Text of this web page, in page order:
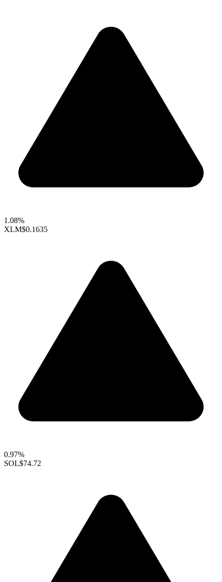
1.08%
XLM$0.1635
0.97%
SOL$74.72